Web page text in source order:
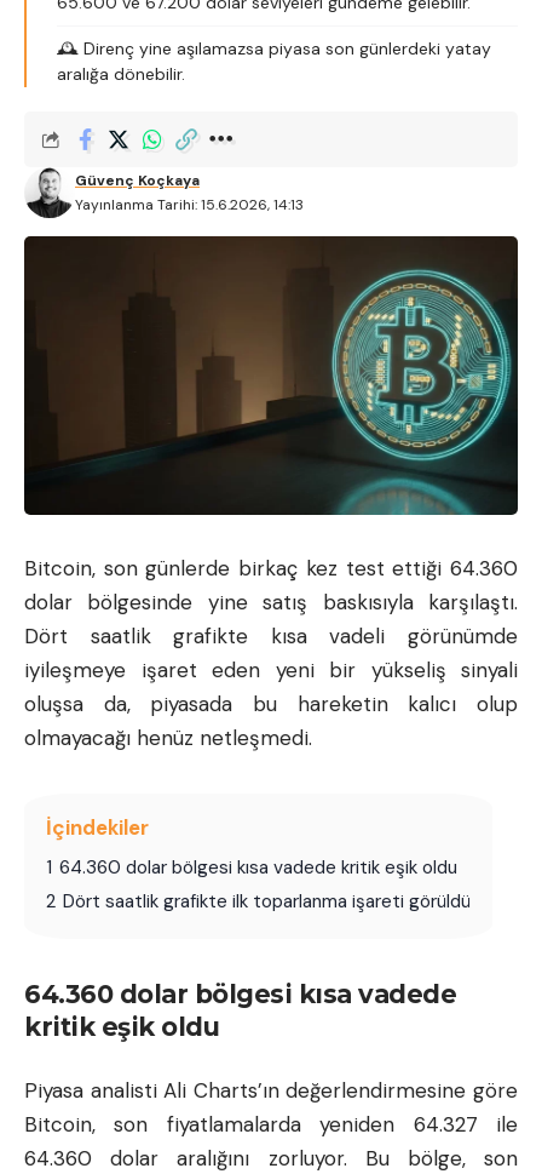
🕰️ Direnç yine aşılamazsa piyasa son günlerdeki yatay
aralığa dönebilir.
Yayınlanma Tarihi: 15.6.2026, 14:13
Güvenç Koçkaya
Bitcoin, son günlerde birkaç kez test ettiği 64.360
dolar bölgesinde yine satış baskısıyla karşılaştı.
Dört saatlik grafikte kısa vadeli görünümde
iyileşmeye işaret eden yeni bir yükseliş sinyali
oluşsa da, piyasada bu hareketin kalıcı olup
olmayacağı henüz netleşmedi.
İçindekiler
1 64.360 dolar bölgesi kısa vadede kritik eşik oldu
2 Dört saatlik grafikte ilk toparlanma işareti görüldü
64.360 dolar bölgesi kısa vadede
kritik eşik oldu
Piyasa analisti Ali Charts’ın değerlendirmesine göre
Bitcoin, son fiyatlamalarda yeniden 64.327 ile
64.360 dolar aralığını zorluyor. Bu bölge, son